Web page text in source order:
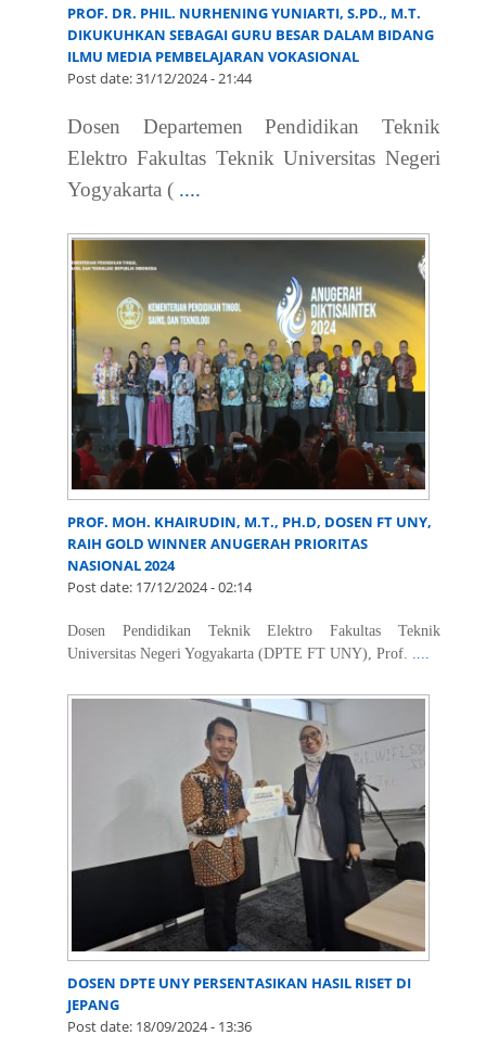
PROF. DR. PHIL. NURHENING YUNIARTI, S.PD., M.T.
DIKUKUHKAN SEBAGAI GURU BESAR DALAM BIDANG
ILMU MEDIA PEMBELAJARAN VOKASIONAL
Post date:31/12/2024 - 21:44
Dosen Departemen Pendidikan Teknik
Elektro Fakultas Teknik Universitas Negeri
Yogyakarta ( ....
PROF. MOH. KHAIRUDIN, M.T., PH.D, DOSEN FT UNY,
RAIH GOLD WINNER ANUGERAH PRIORITAS
NASIONAL 2024
Post date: 17/12/2024 - 02:14
Dosen Pendidikan Teknik Elektro Fakultas Teknik
Universitas Negeri Yogyakarta (DPTE FT UNY), Prof. ....
DOSEN DPTE UNY PERSENTASIKAN HASIL RISET DI
JEPANG
Post date: 18/09/2024 - 13:36